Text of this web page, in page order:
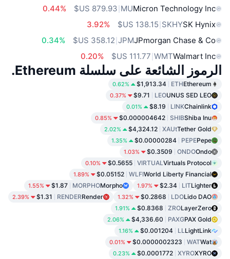
Micron Technology Inc
MU
0.44%
SK Hynix
SKHY
3.92%
JPmorgan Chase & Co
JPM
0.34%
Walmart Inc
WMT
0.20%
الرموز الشائعة على سلسلة Ethereum.
Ethereum
ETH
$1,913.34
0.62%
UNUS SED LEO
LEO
$9.71
0.37%
Chainlink
LINK
$8.19
0.01%
Shiba Inu
SHIB
$0.000004642
0.85%
Tether Gold
XAUt
$4,324.12
2.02%
Pepe
PEPE
$0.00000284
1.35%
Ondo
ONDO
$0.3509
1.03%
Virtuals Protocol
VIRTUAL
$0.5655
0.10%
World Liberty Financial
WLFI
$0.05152
1.89%
Lighter
LIT
$2.34
1.97%
Morpho
MORPHO
$1.87
1.55%
Lido DAO
LDO
$0.2868
1.32%
Render
RENDER
$1.31
2.39%
LayerZero
ZRO
$0.8368
1.91%
PAX Gold
PAXG
$4,336.60
2.06%
LightLink
LL
$0.001204
1.16%
Wat
WAT
$0.0000002323
0.01%
XYRO
XYRO
$0.0001772
0.23%